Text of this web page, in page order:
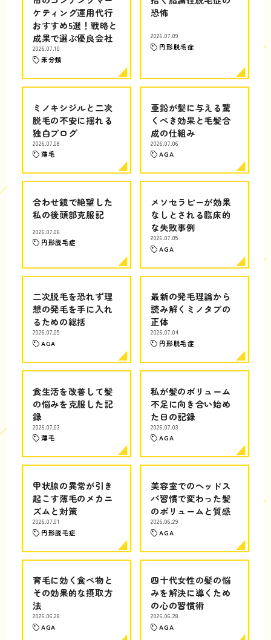
ケティング運用代行
おすすめ5選！戦略と
成果で選ぶ優良会社
2026.07.10
未分類
恐怖
2026.07.09
円形脱毛症
ミノキシジルと二次
脱毛の不安に揺れる
独白ブログ
2026.07.08
薄毛
亜鉛が髪に与える驚
くべき効果と毛髪合
成の仕組み
2026.07.06
AGA
合わせ鏡で絶望した
私の後頭部克服記
2026.07.06
円形脱毛症
メソセラピーが効果
なしとされる臨床的
な失敗事例
2026.07.05
AGA
二次脱毛を恐れず理
想の発毛を手に入れ
るための総括
2026.07.05
AGA
最新の発毛理論から
読み解くミノタブの
正体
2026.07.04
円形脱毛症
食生活を改善して髪
の悩みを克服した記
録
2026.07.03
薄毛
私が髪のボリューム
不足に向き合い始め
た日の記録
2026.07.03
AGA
甲状腺の異常が引き
起こす薄毛のメカニ
ズムと対策
2026.07.01
円形脱毛症
美容室でのヘッドス
パ習慣で変わった髪
のボリュームと質感
2026.06.29
AGA
育毛に効く食べ物と
その効果的な摂取方
法
2026.06.28
AGA
四十代女性の髪の悩
みを解決に導くため
の心の習慣術
2026.06.28
AGA